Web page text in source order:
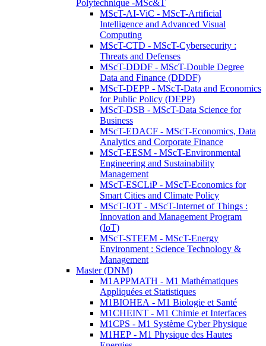
Polytechnique -MSc&T
MScT-AI-ViC - MScT-Artificial
Intelligence and Advanced Visual
Computing
MScT-CTD - MScT-Cybersecurity :
Threats and Defenses
MScT-DDDF - MScT-Double Degree
Data and Finance (DDDF)
MScT-DEPP - MScT-Data and Economics
for Public Policy (DEPP)
MScT-DSB - MScT-Data Science for
Business
MScT-EDACF - MScT-Economics, Data
Analytics and Corporate Finance
MScT-EESM - MScT-Environmental
Engineering and Sustainability
Management
MScT-ESCLiP - MScT-Economics for
Smart Cities and Climate Policy
MScT-IOT - MScT-Internet of Things :
Innovation and Management Program
(IoT)
MScT-STEEM - MScT-Energy
Environment : Science Technology &
Management
Master (DNM)
M1APPMATH - M1 Mathématiques
Appliquées et Statistiques
M1BIOHEA - M1 Biologie et Santé
M1CHEINT - M1 Chimie et Interfaces
M1CPS - M1 Système Cyber Physique
M1HEP - M1 Physique des Hautes